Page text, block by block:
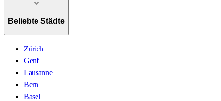
Beliebte Städte
Zürich
Genf
Lausanne
Bern
Basel